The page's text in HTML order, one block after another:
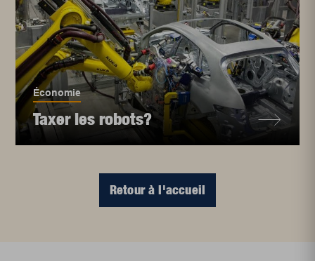
Économie
Taxer les robots?
Retour à l'accueil